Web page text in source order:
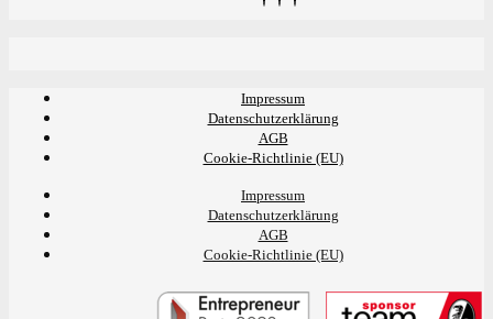
Impressum
Datenschutzerklärung
AGB
Cookie-Richtlinie (EU)
Impressum
Datenschutzerklärung
AGB
Cookie-Richtlinie (EU)